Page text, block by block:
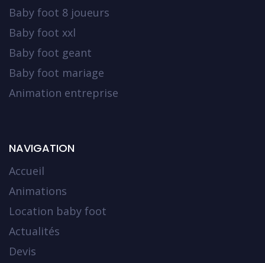
Baby foot 8 joueurs
Baby foot xxl
Baby foot geant
Baby foot mariage
Animation entreprise
NAVIGATION
Accueil
Animations
Location baby foot
Actualités
Devis